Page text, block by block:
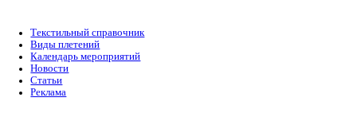
Текстильный справочник
Виды плетений
Календарь мероприятий
Новости
Статьи